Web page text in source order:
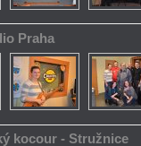
Praha
kocour - Stružnice